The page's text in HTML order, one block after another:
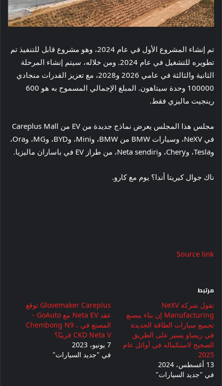
تم إنشاء المشروع الأول في عام 2024، وهو مشروع قابل للتنفيذ تم
تطويره للتشغيل في عام 2024. ومن خلاله، سيتم إنشاء المرحلة
الثانية والثالثة في عامي 2026 و2028، مع تعزيز القدرات منجادي
100000 وحدة سيتاهون. المبلغ الإجمالي المسموح به هو 600
رينجيت ماليزي فقط.
مجلس هذا المجلس يعرض نماذج جديدة من EV من Careplus Mall
في NeXV، وسيارات BMW من BMW، وMini، وBYD، وMG، وOra،
وTesla، وChery، وNeta sendiri، من طراز EV في باساران ماليزيا.
ناك جوال كيريتا أندا؟ يوم مع كارو.
Source link
مرتبط
تقول شركة NeXV
Manufacturing إن بناء مصنع
تجميع سيارات الطاقة الجديدة
في ريمباو يسير على الطريق
الصحيح لاستكماله في أوائل عام
2025
13 أغسطس، 2024
في "جديد السيارات"
Glovemaker Careplus توقع
عقد Neta EV مع GoAuto –
المصنع في Chembong N9 ،
CKD Neta V قريبًا؟
7 يونيو، 2023
في "جديد السيارات"